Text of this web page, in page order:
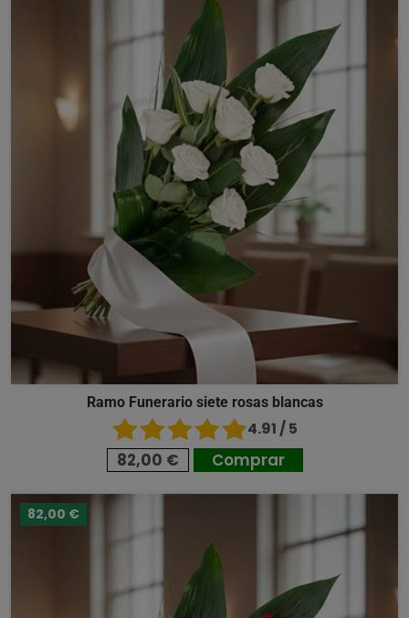
Ramo Funerario siete rosas blancas
4.91 / 5
82,00 € Comprar
82,00 €